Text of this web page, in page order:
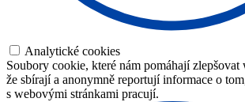
Analytické cookies
Soubory cookie, které nám pomáhají zlepšovat
že sbírají a anonymně reportují informace o
s webovými stránkami pracují.